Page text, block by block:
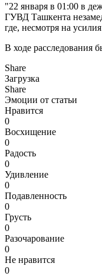
"22 января в 01:00 в
ГУВД Ташкента
где, несмотря на
В ходе расследования
Share
Загрузка
Share
Эмоции от статьи
Нравится
0
Восхищение
0
Радость
0
Удивление
0
Подавленность
0
Грусть
0
Разочарование
0
Не нравится
0